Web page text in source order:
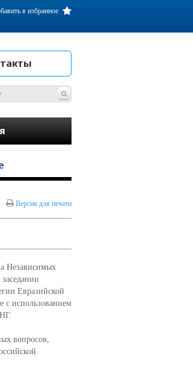
в избранное
Версия для печати
Независимых
Евразийской
с использованием
вопросов,